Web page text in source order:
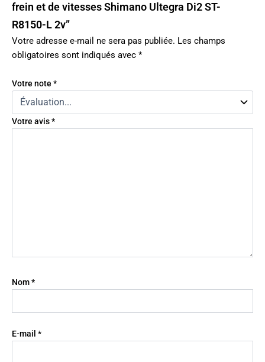
frein et de vitesses Shimano Ultegra Di2 ST-
R8150-L 2v”
Votre adresse e-mail ne sera pas publiée. Les champs
obligatoires sont indiqués avec *
Votre note *
Votre avis*
Nom*
E-mail *